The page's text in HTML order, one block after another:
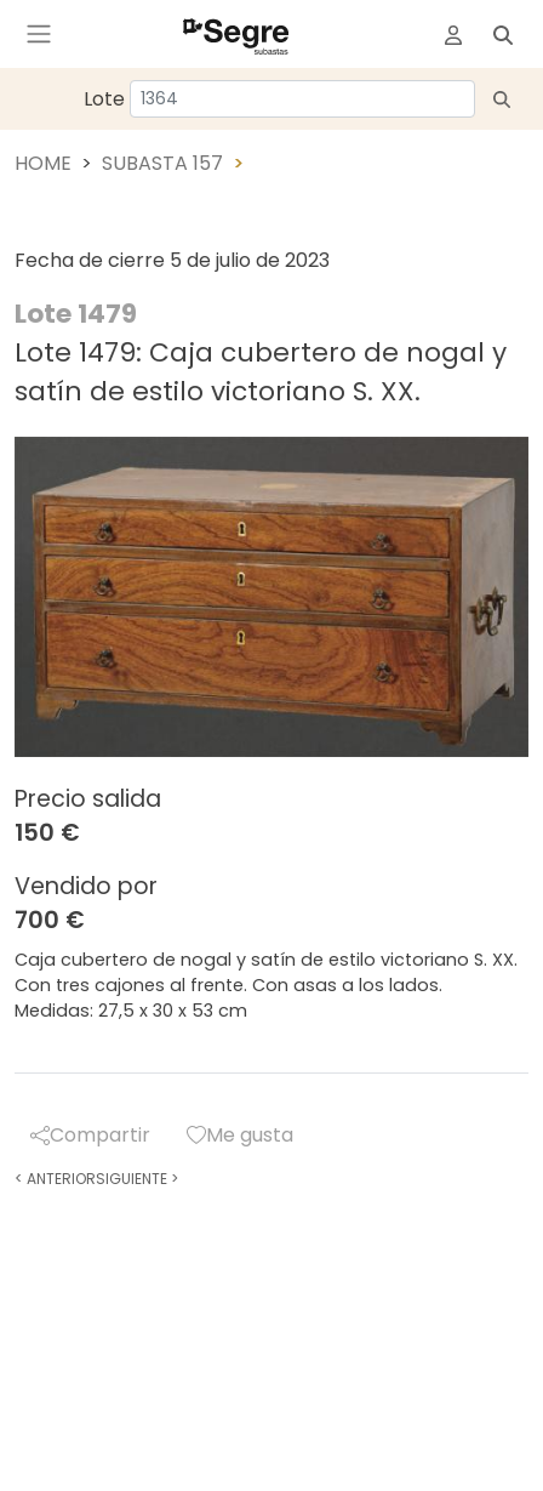
Lote
HOME SUBASTA 157
Fecha de cierre 5 de julio de 2023
Lote 1479
Lote 1479: Caja cubertero de nogal y
satín de estilo victoriano S. XX.
Precio salida
150 €
Vendido por
700 €
Caja cubertero de nogal y satín de estilo victoriano S. XX.
Con tres cajones al frente. Con asas a los lados.
Medidas: 27,5 x 30 x 53 cm
Compartir Me gusta
< ANTERIORSIGUIENTE >